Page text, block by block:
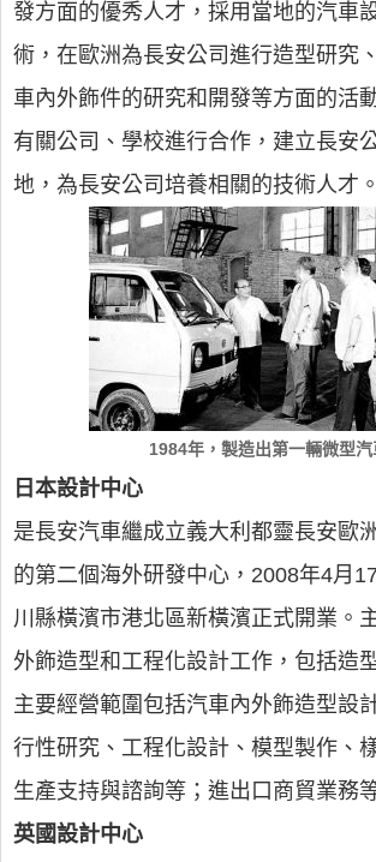
發方面的優秀人才，採用當地的汽車
術，在歐洲為長安公司進行造型研究
車內外飾件的研究和開發等方面的活
有關公司、學校進行合作，建立長安
地，為長安公司培養相關的技術人才。
1984年，製造出第一輛微型汽
日本設計中心
是長安汽車繼成立義大利都靈長安歐
的第二個海外研發中心，2008年4月
川縣橫濱市港北區新橫濱正式開業。
外飾造型和工程化設計工作，包括造
主要經營範圍包括汽車內外飾造型設
行性研究、工程化設計、模型製作、
生產支持與諮詢等；進出口商貿業務
英國設計中心